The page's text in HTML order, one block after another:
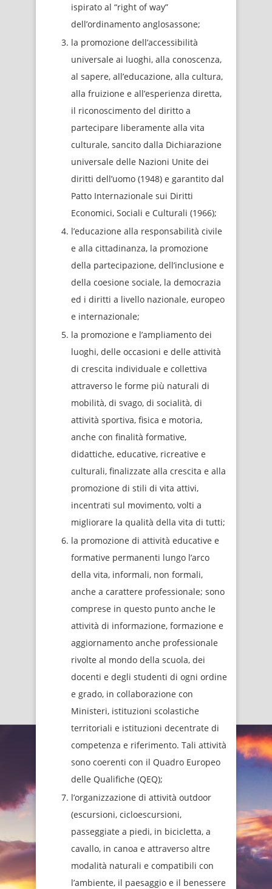
ispirato al “right of way”
dell’ordinamento anglosassone;
la promozione dell’accessibilità
universale ai luoghi, alla conoscenza,
al sapere, all’educazione, alla cultura,
alla fruizione e all’esperienza diretta,
il riconoscimento del diritto a
partecipare liberamente alla vita
culturale, sancito dalla Dichiarazione
universale delle Nazioni Unite dei
diritti dell’uomo (1948) e garantito dal
Patto Internazionale sui Diritti
Economici, Sociali e Culturali (1966);
l’educazione alla responsabilità civile
e alla cittadinanza, la promozione
della partecipazione, dell’inclusione e
della coesione sociale, la democrazia
ed i diritti a livello nazionale, europeo
e internazionale;
la promozione e l’ampliamento dei
luoghi, delle occasioni e delle attività
di crescita individuale e collettiva
attraverso le forme più naturali di
mobilità, di svago, di socialità, di
attività sportiva, fisica e motoria,
anche con finalità formative,
didattiche, educative, ricreative e
culturali, finalizzate alla crescita e alla
promozione di stili di vita attivi,
incentrati sul movimento, volti a
migliorare la qualità della vita di tutti;
la promozione di attività educative e
formative permanenti lungo l’arco
della vita, informali, non formali,
anche a carattere professionale; sono
comprese in questo punto anche le
attività di informazione, formazione e
aggiornamento anche professionale
rivolte al mondo della scuola, dei
docenti e degli studenti di ogni ordine
e grado, in collaborazione con
Ministeri, istituzioni scolastiche
territoriali e istituzioni decentrate di
competenza e riferimento. Tali attività
sono coerenti con il Quadro Europeo
delle Qualifiche (QEQ);
l’organizzazione di attività outdoor
(escursioni, cicloescursioni,
passeggiate a piedi, in bicicletta, a
cavallo, in canoa e attraverso altre
modalità naturali e compatibili con
l’ambiente, il paesaggio e il benessere